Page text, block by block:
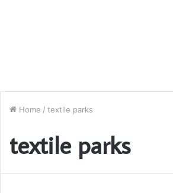
Home / textile parks
textile parks